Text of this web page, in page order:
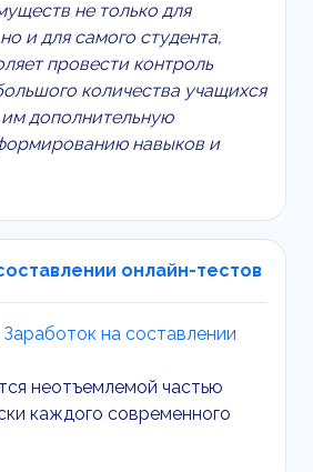
не только для
и для самого студента,
провести контроль
количества учащихся
дополнительную
навыков и
онлайн-тестов
неотъемлемой частью
каждого современного